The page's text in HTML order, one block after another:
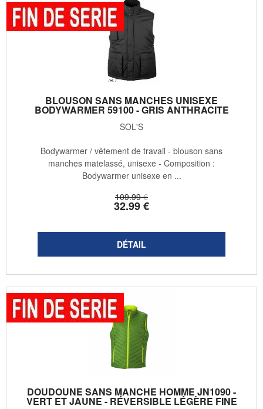
BLOUSON SANS MANCHES UNISEXE
BODYWARMER 59100 - GRIS ANTHRACITE
SOL'S
109.99 €
32.99€
Bodywarmer / vêtement de travail - blouson sans
manches matelassé, unisexe - Composition :
Bodywarmer unisexe en ...
DOUDOUNE SANS MANCHE HOMME JN1090 -
VERT ET JAUNE - RÉVERSIBLE LÉGÈRE FINE